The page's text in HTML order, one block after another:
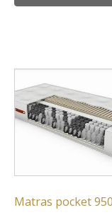
Matras pocket 950